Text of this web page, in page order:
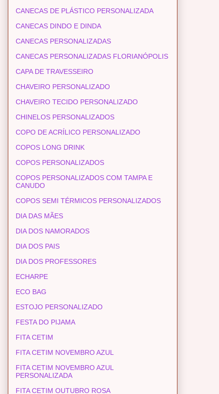
CANECAS DE PLÁSTICO PERSONALIZADA
CANECAS DINDO E DINDA
CANECAS PERSONALIZADAS
CANECAS PERSONALIZADAS FLORIANÓPOLIS
CAPA DE TRAVESSEIRO
CHAVEIRO PERSONALIZADO
CHAVEIRO TECIDO PERSONALIZADO
CHINELOS PERSONALIZADOS
COPO DE ACRÍLICO PERSONALIZADO
COPOS LONG DRINK
COPOS PERSONALIZADOS
COPOS PERSONALIZADOS COM TAMPA E
CANUDO
COPOS SEMI TÉRMICOS PERSONALIZADOS
DIA DAS MÃES
DIA DOS NAMORADOS
DIA DOS PAIS
DIA DOS PROFESSORES
ECHARPE
ECO BAG
ESTOJO PERSONALIZADO
FESTA DO PIJAMA
FITA CETIM
FITA CETIM NOVEMBRO AZUL
FITA CETIM NOVEMBRO AZUL
PERSONALIZADA
FITA CETIM OUTUBRO ROSA